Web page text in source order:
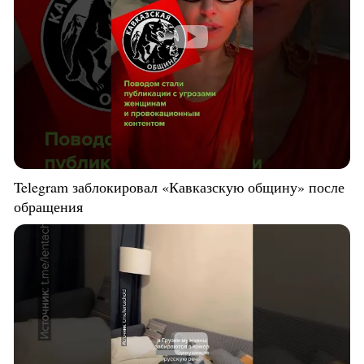
Telegram заблокировал «Кавказскую общину» после
обращения